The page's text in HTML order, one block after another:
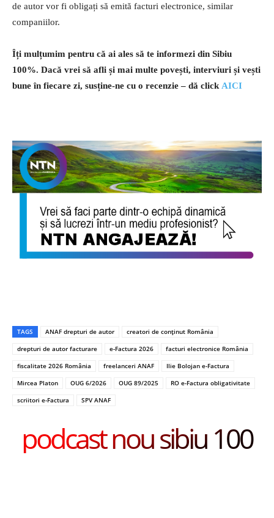
de autor vor fi obligați să emită facturi electronice, similar
companiilor.
Îți mulțumim pentru că ai ales să te informezi din Sibiu
100%. Dacă vrei să afli și mai multe povești, interviuri și vești
bune în fiecare zi, susține-ne cu o recenzie – dă click AICI
TAGS ANAF drepturi de autor
creatori de conținut România
drepturi de autor facturare
e-Factura 2026
facturi electronice România
fiscalitate 2026 România
freelanceri ANAF
Ilie Bolojan e-Factura
Mircea Platon
OUG 6/2026 OUG 89/2025
RO e-Factura obligativitate
scriitori e-Factura
SPV ANAF
podcast nou sibiu 100